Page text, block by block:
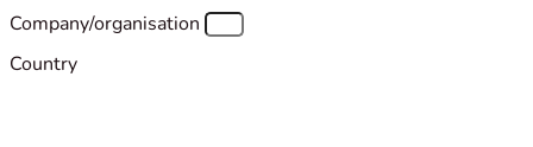
Company/organisation
Country